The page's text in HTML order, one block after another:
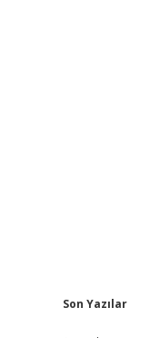
Son Yazılar